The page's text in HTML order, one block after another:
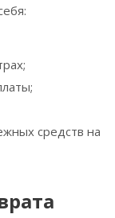
средств на